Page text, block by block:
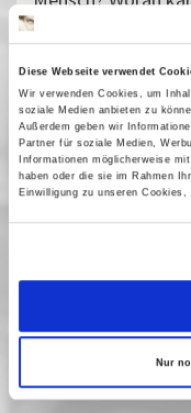
Diese Webseite verwendet
Wir verwenden Cookies, um
soziale Medien anbieten zu
Außerdem geben wir
Partner für soziale Medien,
Informationen möglicherweise
haben oder die sie im Rahmen
Einwilligung zu unseren
Nur
mächtigen
Gegensatz zu
ist kaum
langen
Reflexionsraum,
Denken lässt.
|
10 März 2013|